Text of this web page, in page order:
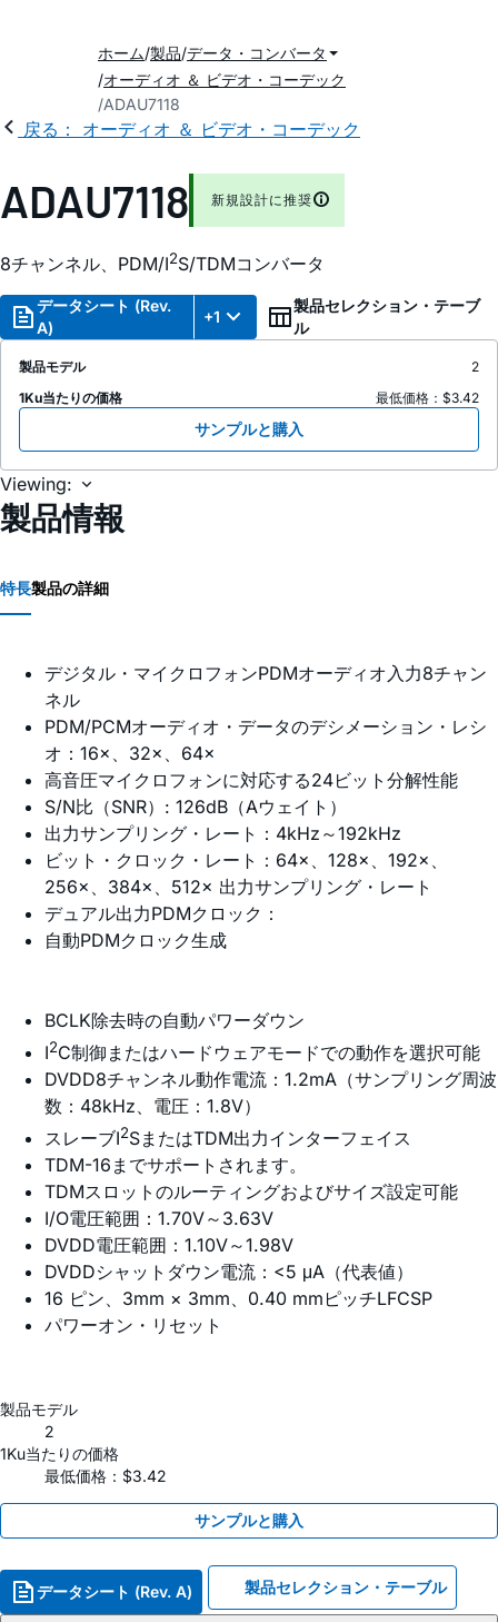
ホーム 製品 データ・コンバータ
オーディオ ＆ ビデオ・コーデック
ADAU7118
戻る： オーディオ ＆ ビデオ・コーデック
ADAU7118 新規設計に推奨
8チャンネル、PDM/I2S/TDMコンバータ
データシート (Rev.
A)
+1
製品セレクション・テーブ
ル
製品モデル
2
1Ku当たりの価格
最低価格：$3.42
サンプルと購入
Viewing:
製品情報
特長製品の詳細
デジタル・マイクロフォンPDMオーディオ入力8チャン
ネル
PDM/PCMオーディオ・データのデシメーション・レシ
オ：16×、32×、64×
高音圧マイクロフォンに対応する24ビット分解性能
S/N比（SNR）: 126dB（Aウェイト）
出力サンプリング・レート：4kHz～192kHz
ビット・クロック・レート：64×、128×、192×、
256×、384×、512× 出力サンプリング・レート
デュアル出力PDMクロック：
自動PDMクロック生成
BCLK除去時の自動パワーダウン
I2C制御またはハードウェアモードでの動作を選択可能
DVDD8チャンネル動作電流：1.2mA（サンプリング周波
数：48kHz、電圧：1.8V）
スレーブI2SまたはTDM出力インターフェイス
TDM-16までサポートされます。
TDMスロットのルーティングおよびサイズ設定可能
I/O電圧範囲：1.70V～3.63V
DVDD電圧範囲：1.10V～1.98V
DVDDシャットダウン電流：<5 μA（代表値）
16 ピン、3mm × 3mm、0.40 mmピッチLFCSP
パワーオン・リセット
製品モデル
2
1Ku当たりの価格
最低価格：$3.42
サンプルと購入
データシート (Rev. A) 製品セレクション・テーブル